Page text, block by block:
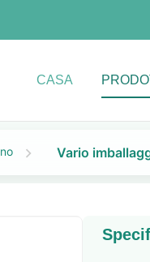
CASA
Vario